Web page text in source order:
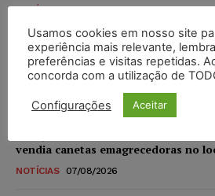
NOTÍCIAS 07/08/2026
STF amplia isenção de IBS e CBS na
novos para pessoas com deficiência
níveis
vendia canetas emagrecedoras no
NOTÍCIAS 07/08/2026
Usamos cookies em nosso site
experiência mais relevante,
preferências e visitas repetidas.
concorda com a utilização de
Configurações Aceitar